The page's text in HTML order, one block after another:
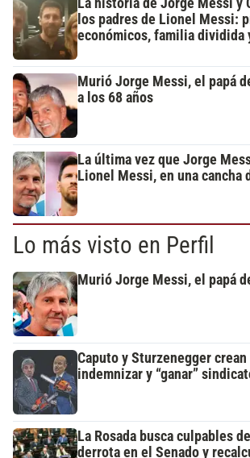
los padres de Lionel Messi:
económicos, familia dividida
Murió Jorge Messi, el papá
a los 68 años
La última vez que Jorge
Lionel Messi, en una cancha
Lo más visto en Perfil
Murió Jorge Messi, el papá
Caputo y Sturzenegger
indemnizar y “ganar”
La Rosada busca culpables
derrota en el Senado y